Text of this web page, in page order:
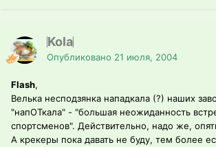
Kola
Опубликовано 21 июля, 2004
Flash,
Велька несподзянка нападкала (?) наших
"напОТкала" - "большая неожиданность
спортсменов". Действительно, надо же,
А крекеры пока давать не буду, тем более